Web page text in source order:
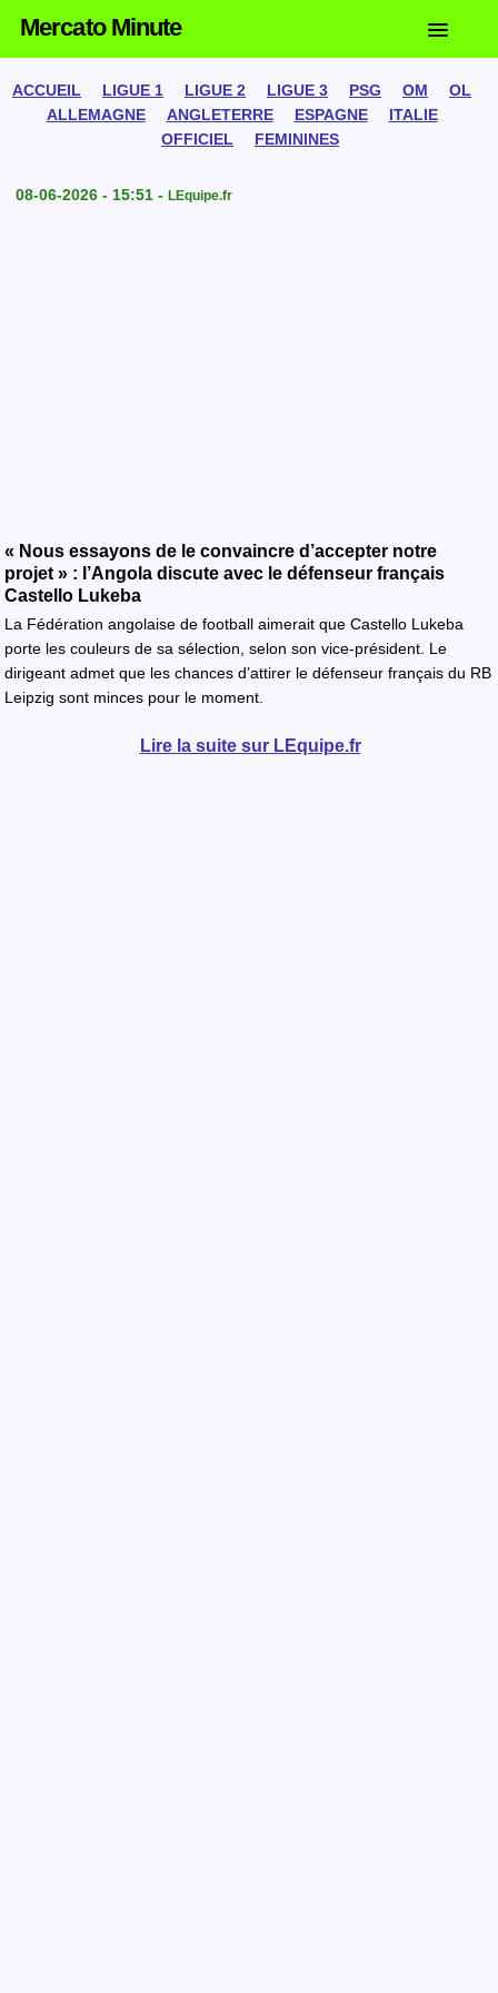
Mercato Minute
ACCUEIL LIGUE 1 LIGUE 2 LIGUE 3 PSG OM
OL
ALLEMAGNE
ANGLETERRE ESPAGNE
ITALIE
OFFICIEL
FEMININES
08-06-2026 - 15:51 - LEquipe.fr
« Nous essayons de le convaincre d’accepter notre
projet » : l’Angola discute avec le défenseur français
Castello Lukeba
La Fédération angolaise de football aimerait que Castello Lukeba
porte les couleurs de sa sélection, selon son vice-président. Le
dirigeant admet que les chances d’attirer le défenseur français du RB
Leipzig sont minces pour le moment.
Lire la suite sur LEquipe.fr